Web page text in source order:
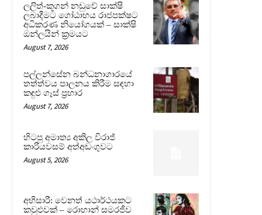
ලලිත්-කූගන් නඩුවේ සාක්ෂි
ලබාදීමට ගෝඨාභය රාජපක්ෂට
අධිකරණ නියෝගයක් – සාක්ෂි
ඔන්ලයින් ක්‍රමයට
August 7, 2026
පල්ලන්සේන බන්ධනාගාරයේ
තත්ත්වය පාලනය කිරීම සඳහා
කඳුළු ගෑස් ප්‍රහාර
August 7, 2026
හිටපු අමාත්‍ය අකිල විරාජ්
කාරියවසම් අත්අඩංගුවට
August 5, 2026
අභිසාරී: වෙනත් යථාර්ථයකට
කවුළුවක් – රොහාන් සමරජීව